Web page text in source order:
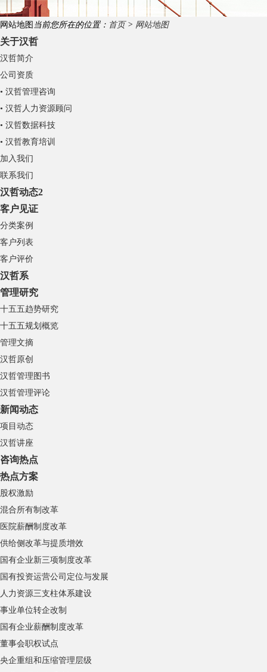
网站地图 当前您所在的位置： 首页> 网站地图
关于汉哲
汉哲简介
公司资质
• 汉哲管理咨询
• 汉哲人力资源顾问
• 汉哲数据科技
• 汉哲教育培训
加入我们
联系我们
汉哲动态2
客户见证
分类案例
客户列表
客户评价
汉哲系
管理研究
十五五趋势研究
十五五规划概览
管理文摘
汉哲原创
汉哲管理图书
汉哲管理评论
新闻动态
项目动态
汉哲讲座
咨询热点
热点方案
股权激励
混合所有制改革
医院薪酬制度改革
供给侧改革与提质增效
国有企业新三项制度改革
国有投资运营公司定位与发展
人力资源三支柱体系建设
事业单位转企改制
国有企业薪酬制度改革
董事会职权试点
央企重组和压缩管理层级